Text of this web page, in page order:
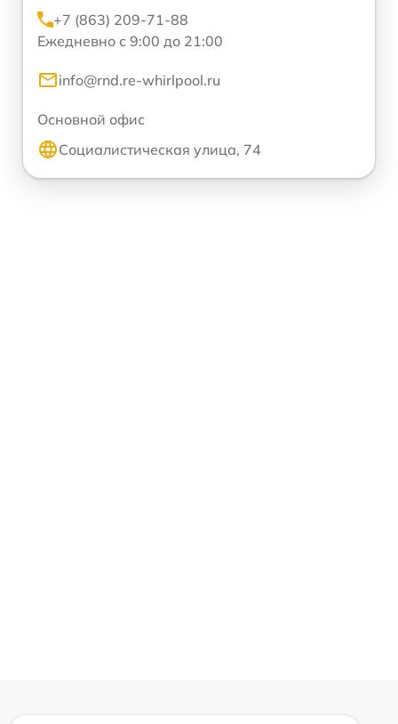
+7 (863) 209-71-88
Ежедневно с 9:00 до 21:00
info@rnd.re-whirlpool.ru
Основной офис
Социалистическая улица, 74